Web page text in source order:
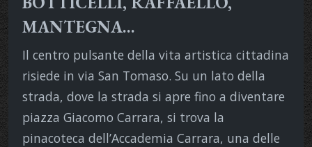
MANTEGNA…
Il centro pulsante della vita artistica cittadina
risiede in via San Tomaso. Su un lato della
strada, dove la strada si apre fino a diventare
piazza Giacomo Carrara, si trova la
pinacoteca dell’Accademia Carrara, una delle